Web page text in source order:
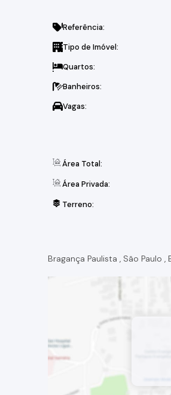
Referência:
Tipo de Imóvel:
Quartos:
Banheiros:
Vagas:
Área Total:
Área Privada:
Terreno:
Bragança Paulista , São Paulo ,